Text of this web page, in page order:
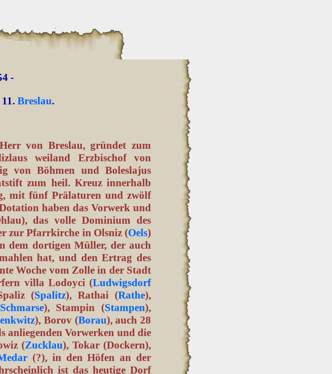
-
Breslau.
von Breslau, gründet zum
weiland Erzbischof von
von Böhmen und Boleslajus
zum heil. Kreuz innerhalb
mit fünf Prälaturen und zwölf
haben das Vorwerk und
das volle Dominium des
zur Pfarrkirche in Olsniz (Oels)
dem dortigen Müller, der auch
hat, und den Ertrag des
Woche vom Zolle in der Stadt
villa Lodoyci (Ludwigsdorf
(Spalitz), Rathai (Rathe),
Schmarse), Stampin (Stampen),
), Borov (Borau), auch 28
anliegenden Vorwerken und die
(Zucklau), Tokar (Dockern),
(?), in den Höfen an der
ist das heutige Dorf